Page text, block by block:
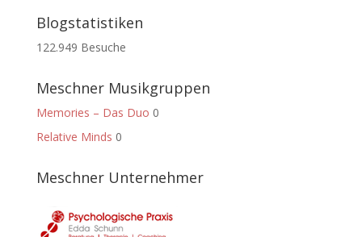
Blogstatistiken
122.949 Besuche
Meschner Musikgruppen
Memories – Das Duo 0
Relative Minds 0
Meschner Unternehmer